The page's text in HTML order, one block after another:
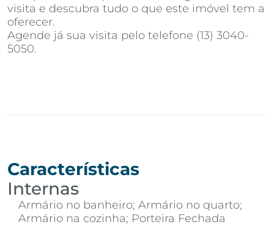
visita e descubra tudo o que este imóvel tem a
oferecer.
Agende já sua visita pelo telefone (13) 3040-
5050.
Características
Internas
Armário no banheiro; Armário no quarto;
Armário na cozinha; Porteira Fechada